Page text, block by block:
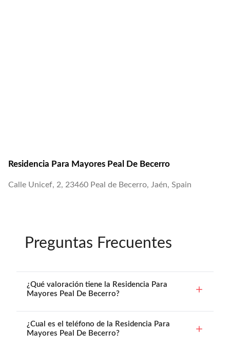
Residencia Para Mayores Peal De Becerro
Calle Unicef, 2, 23460 Peal de Becerro, Jaén, Spain
Preguntas Frecuentes
¿Qué valoración tiene la Residencia Para
Mayores Peal De Becerro?
¿Cual es el teléfono de la Residencia Para
Mayores Peal De Becerro?